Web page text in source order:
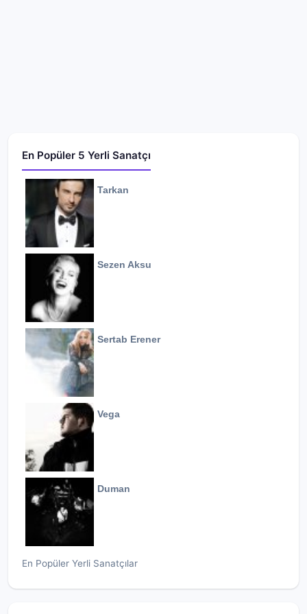
En Popüler 5 Yerli Sanatçı
Tarkan
Sezen Aksu
Sertab Erener
Vega
Duman
En Popüler Yerli Sanatçılar